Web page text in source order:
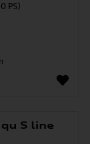
PS)
S line